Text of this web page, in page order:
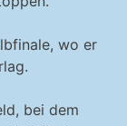
wo er
bei dem